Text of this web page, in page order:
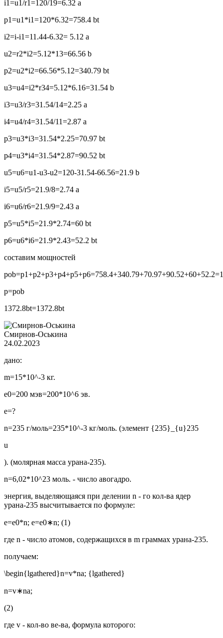
i1=u1/r1=120/19=6.32 a
p1=u1*i1=120*6.32=758.4 bt
i2=i-i1=11.44-6.32= 5.12 a
u2=r2*i2=5.12*13=66.56 b
p2=u2*i2=66.56*5.12=340.79 bt
u3=u4=i2*r34=5.12*6.16=31.54 b
i3=u3/r3=31.54/14=2.25 a
i4=u4/r4=31.54/11=2.87 a
p3=u3*i3=31.54*2.25=70.97 bt
p4=u3*i4=31.54*2.87=90.52 bt
u5=u6=u1-u3-u2=120-31.54-66.56=21.9 b
i5=u5/r5=21.9/8=2.74 a
i6=u6/r6=21.9/9=2.43 a
p5=u5*i5=21.9*2.74=60 bt
p6=u6*i6=21.9*2.43=52.2 bt
составим мощностей
p=pob
1372.8bt=1372.8bt
Смирнов-Оськина
24.02.2023
дано:
m=15*10^-3 кг.
e0=200 мэв=200*10^6 эв.
e=?
n=235 г/моль=235*10^-3 кг/моль. (элемент {235}_{u}235
u
). (молярная масса урана-235).
n=6,02*10^23 моль. - число авогадро.
энергия, выделяющаяся при делении n - го кол-ва ядер
урана-235 высчитывается по формуле:
e=e0*n; e=e0∗n; (1)
где n - число атомов, содержащихся в m граммах урана-235.
получаем:
\begin{lgathered}n=v*na; {lgathered}
n=v∗na;
(2)
где v - кол-во ве-ва, формула которого: